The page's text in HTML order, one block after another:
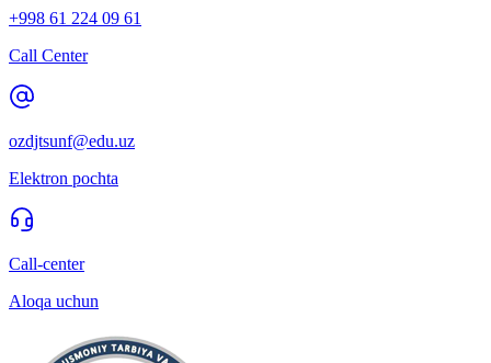
+998 61 224 09 61
Call Center
ozdjtsunf@edu.uz
Elektron pochta
Call-center
Aloqa uchun